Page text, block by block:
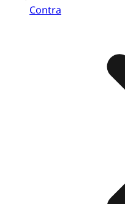
Contra